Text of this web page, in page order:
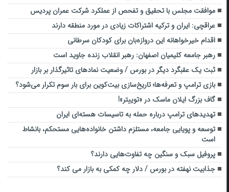
موافقت مجلس با تحقیق و تفحص از عملکرد شرکت عمران پردیس
عراقچی: ایران و ترکیه اشتراکات زیادی در مورد منطقه دارند
اقدام خیرخواهانه این دروازه‌بان برای کودکان سرطانی
رهبر جامعه کلیمیان اصفهان: رهبر انقلاب زنده جاوید است
ثبت یک عقبگرد دیگر در بورس / وضعیت نمادهای تاثیرگذار بر بازار
بازی ترامپ و تعرفه‌ها؛ تاریخ‌سازی بیت‌کوین برای بار سوم تکرار می‌شود؟
گاف بزرگ ایلان ماسک در «توییتر»!
تهدیدهای ترامپ درباره حمله به تاسیسات هسته‌ای ایران
توسعه و پویایی جامعه، مستلزم داشتن خانواده‌هایی مستحکم، بانشاط
است
پروفیل سبک و سنگین چه تفاوت‌هایی دارند؟
جذابیت نهفته در بورس / دلار چه کمکی به بازار می کند؟